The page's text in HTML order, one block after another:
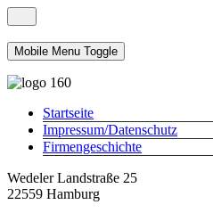
Mobile Menu Toggle
Startseite
Impressum/Datenschutz
Firmengeschichte
Wedeler Landstraße 25
22559 Hamburg